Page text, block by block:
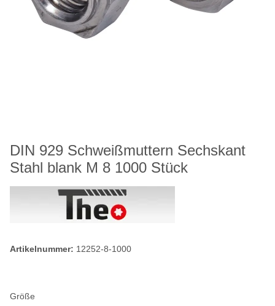
DIN 929 Schweißmuttern Sechskant
Stahl blank M 8 1000 Stück
Artikelnummer: 12252-8-1000
Größe